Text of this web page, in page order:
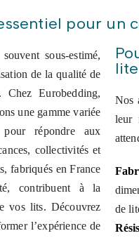
pour un
sous-estimé,
de la qualité de
Eurobedding,
une gamme variée
pour répondre aux
collectivités et
fabriqués en France
contribuent à la
vos lits. Découvrez
l’expérience de
Nos
leur
de